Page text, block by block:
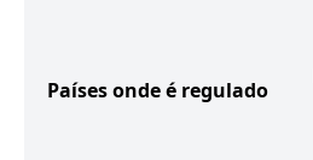
Países onde é regulado